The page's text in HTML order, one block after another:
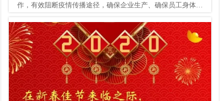
作，有效阻断疫情传播途径，确保企业生产、确保员工身体健
格落实各项防控措施，有效的防范了病情扩散。